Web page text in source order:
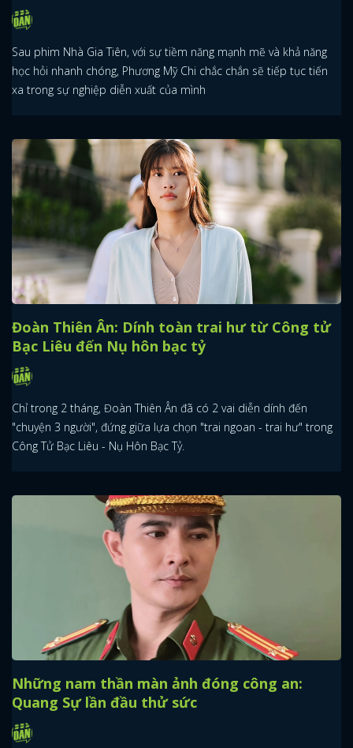
Sau phim Nhà Gia Tiên, với sự tiềm năng mạnh mẽ và khả năng
học hỏi nhanh chóng, Phương Mỹ Chi chắc chắn sẽ tiếp tục tiến
xa trong sự nghiệp diễn xuất của mình
Đoàn Thiên Ân: Dính toàn trai hư từ Công tử
Bạc Liêu đến Nụ hôn bạc tỷ
Chỉ trong 2 tháng, Đoàn Thiên Ân đã có 2 vai diễn dính đến
"chuyện 3 người", đứng giữa lựa chọn "trai ngoan - trai hư" trong
Công Tử Bạc Liêu - Nụ Hôn Bạc Tỷ.
Những nam thần màn ảnh đóng công an:
Quang Sự lần đầu thử sức